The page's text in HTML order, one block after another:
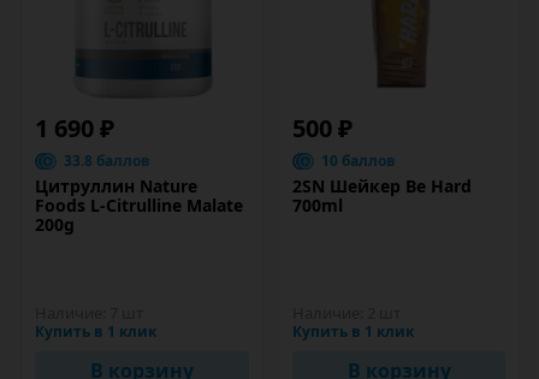
1 690 ₽
33.8 баллов
Цитруллин Nature
Foods L-Citrulline Malate
200g
Купить в 1 клик
В корзину
500 ₽
10 баллов
2SN Шейкер Be Hard
700ml
Купить в 1 клик
В корзину